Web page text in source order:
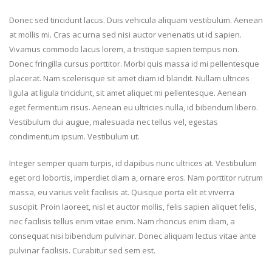
Donec sed tincidunt lacus. Duis vehicula aliquam vestibulum. Aenean
at mollis mi. Cras ac urna sed nisi auctor venenatis ut id sapien.
Vivamus commodo lacus lorem, a tristique sapien tempus non.
Donec fringilla cursus porttitor. Morbi quis massa id mi pellentesque
placerat. Nam scelerisque sit amet diam id blandit. Nullam ultrices
ligula at ligula tincidunt, sit amet aliquet mi pellentesque. Aenean
eget fermentum risus. Aenean eu ultricies nulla, id bibendum libero.
Vestibulum dui augue, malesuada nec tellus vel, egestas
condimentum ipsum. Vestibulum ut.
Integer semper quam turpis, id dapibus nunc ultrices at. Vestibulum
eget orci lobortis, imperdiet diam a, ornare eros. Nam porttitor rutrum
massa, eu varius velit facilisis at. Quisque porta elit et viverra
suscipit. Proin laoreet, nisl et auctor mollis, felis sapien aliquet felis,
nec facilisis tellus enim vitae enim. Nam rhoncus enim diam, a
consequat nisi bibendum pulvinar. Donec aliquam lectus vitae ante
pulvinar facilisis. Curabitur sed sem est.